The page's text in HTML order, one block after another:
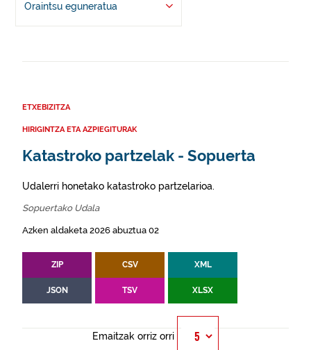
Oraintsu eguneratua
ETXEBIZITZA
HIRIGINTZA ETA AZPIEGITURAK
Katastroko partzelak - Sopuerta
Udalerri honetako katastroko partzelarioa.
Sopuertako Udala
Azken aldaketa 2026 abuztua 02
ZIP CSV XML
JSON TSV XLSX
Emaitzak orriz orri